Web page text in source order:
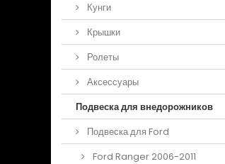
Кунги
Крышки
Ролеты
Аксессуары
Подвеска для внедорожников
Подвеска для Ford
Ford Ranger 2006-2011